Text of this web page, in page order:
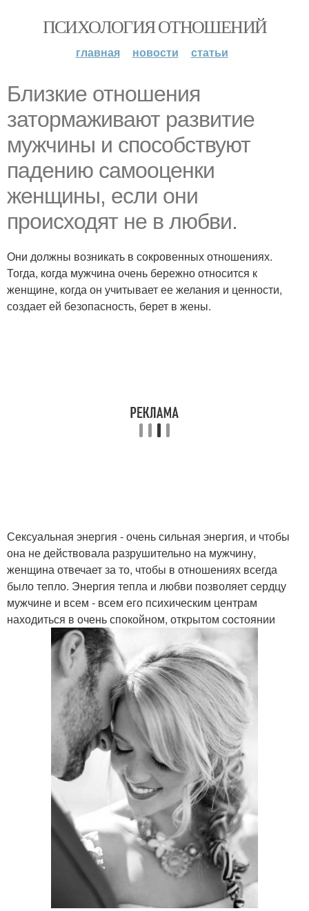
ПСИХОЛОГИЯ ОТНОШЕНИЙ
главная новости статьи
Близкие отношения
затормаживают развитие
мужчины и способствуют
падению самооценки
женщины, если они
происходят не в любви.
Они должны возникать в сокровенных отношениях.
Тогда, когда мужчина очень бережно относится к
женщине, когда он учитывает ее желания и ценности,
создает ей безопасность, берет в жены.
Сексуальная энергия - очень сильная энергия, и чтобы
она не действовала разрушительно на мужчину,
женщина отвечает за то, чтобы в отношениях всегда
было тепло. Энергия тепла и любви позволяет сердцу
мужчине и всем - всем его психическим центрам
находиться в очень спокойном, открытом состоянии